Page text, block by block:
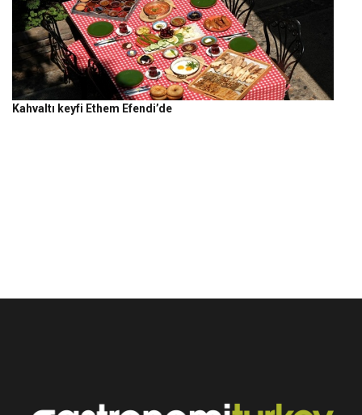
Kahvaltı keyfi Ethem Efendi’de